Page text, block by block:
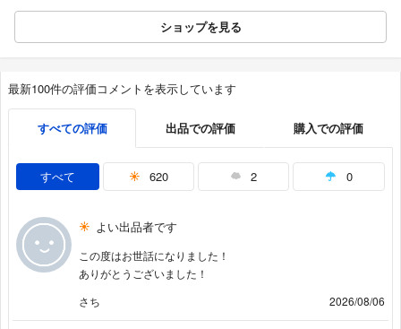
ショップを見る
最新100件の評価コメントを表示しています
すべての評価 出品での評価 購入での評価
すべて 620 2 0
よい出品者です
この度はお世話になりました！
ありがとうございました！
さち
2026/08/06